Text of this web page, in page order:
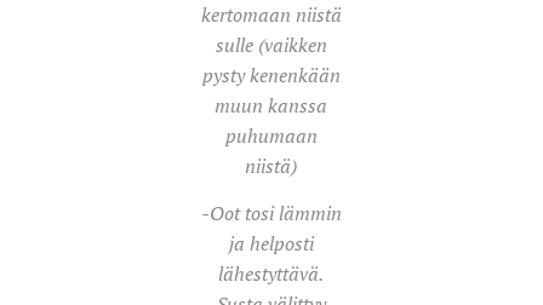
kertomaan niistä
sulle (vaikken
pysty kenenkään
muun kanssa
puhumaan
niistä)
-Oot tosi lämmin
ja helposti
lähestyttävä.